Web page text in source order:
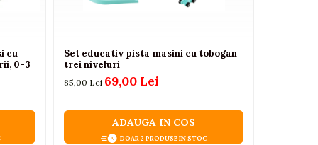
cu
0-3
Set educativ pista masini cu tobogan
trei niveluri
85,00 Lei69,00 Lei
ADAUGA IN COS
DOAR 2 PRODUSE IN STOC